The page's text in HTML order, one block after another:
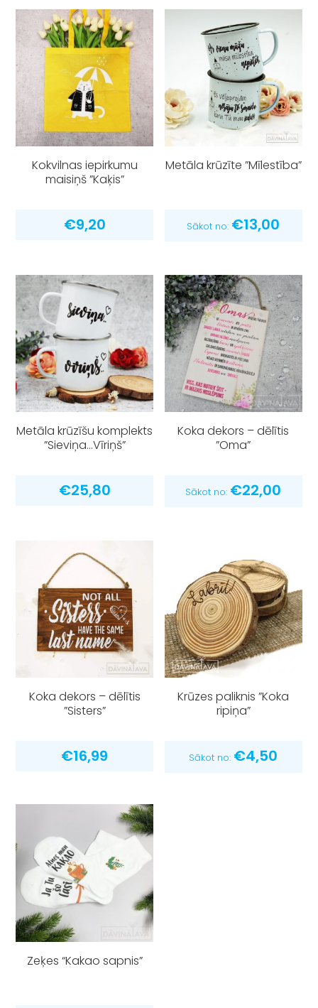
Kokvilnas iepirkumu
maisiņš ”Kaķis”
€9,20
Metāla krūzīte ”Mīlestība”
Sākot no: €13,00
Metāla krūzīšu komplekts
”Sieviņa…Vīriņš”
€25,80
Koka dekors – dēlītis
”Oma”
Sākot no: €22,00
Koka dekors – dēlītis
”Sisters”
€16,99
Krūzes paliknis ”Koka
ripiņa”
Sākot no: €4,50
Zeķes “Kakao sapnis”